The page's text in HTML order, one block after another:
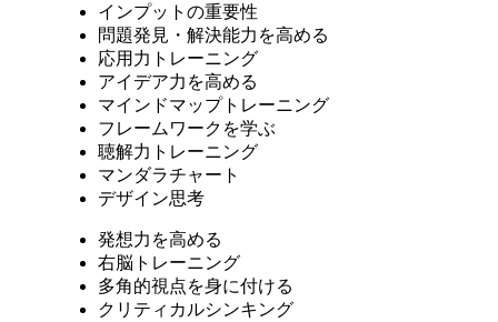
インプットの重要性
問題発見・解決能力を高める
応用力トレーニング
アイデア力を高める
マインドマップトレーニング
フレームワークを学ぶ
聴解力トレーニング
マンダラチャート
デザイン思考
発想力を高める
右脳トレーニング
多角的視点を身に付ける
クリティカルシンキング